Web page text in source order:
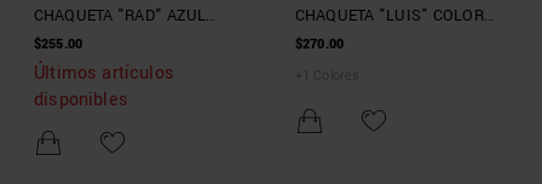
CHAQUETA "RAD" AZUL
MARINO SLIM FIT DE PUNTO
ELÁSTICO DE LYOCELL Y
LANA
$255.00
Últimos artículos
disponibles
CHAQUETA "LUIS" COLOR
VINO REGULAR FIT EN
$270.00
+
Colores